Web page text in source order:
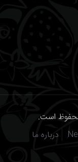
است.
درباره ما